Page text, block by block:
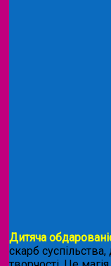
Дитяча
скарб